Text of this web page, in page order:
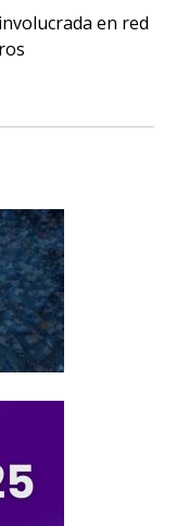
en red